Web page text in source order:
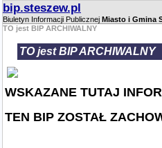
bip.steszew.pl
Biuletyn Informacji Publicznej Miasto i Gmina
TO jest BIP ARCHIWALNY
TO jest BIP ARCHIWALNY
WSKAZANE TUTAJ
TEN BIP ZOSTAŁ